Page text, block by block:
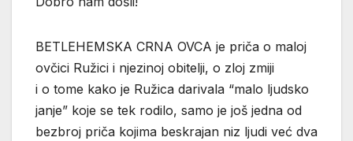
BETLEHEMSKA CRNA OVCA je priča o maloj
ovčici Ružici i njezinoj obitelji, o zloj zmiji
i o tome kako je Ružica darivala “malo ljudsko
janje” koje se tek rodilo, samo je još jedna od
bezbroj priča kojima beskrajan niz ljudi već dva